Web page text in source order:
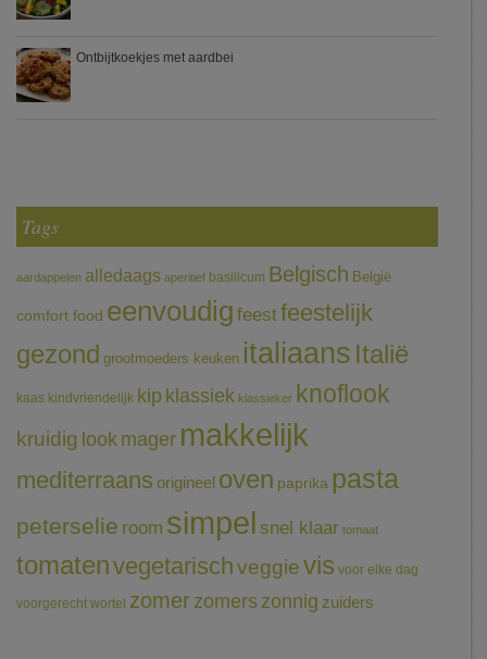
Ontbijtkoekjes met aardbei
Tags
aardappelen alledaags aperitief basilicum Belgisch België
comfort food eenvoudig feestfeestelijk
gezond grootmoeders keuken italiaans Italië
kaas kindvriendelijk kip klassiek klassieker knoflook
kruidig look mager makkelijk
mediterraans origineel oven paprika pasta
peterselie room simpel snel klaar tomaat
tomatenvegetarischveggievis voor elke dag
voorgerecht wortel zomerzomerszonnig zuiders